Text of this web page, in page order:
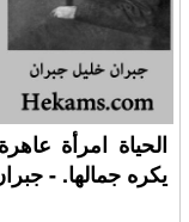
الحياة امرأة
يكره جمالها. -